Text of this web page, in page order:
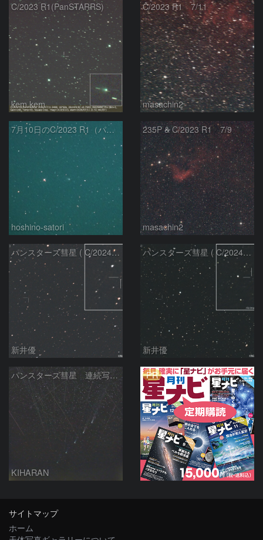
C/2023 R1(PanSTARRS)
kem.kem
C/2023 R1 7/11
masachin2
7月10日のC/2023 R1（パンスターズ彗星）
hoshino-satori
235P & C/2023 R1 7/9
masachin2
パンスターズ彗星 ( C/2024R4 )：2026/06/28
新井優
パンスターズ彗星 ( C/2024G4 )の予報位置：2026/06/23
新井優
パンスターズ彗星 連続写真 再処理
KIHARAN
PR
サイトマップ
ホーム